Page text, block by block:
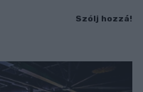
Szólj hozzá!